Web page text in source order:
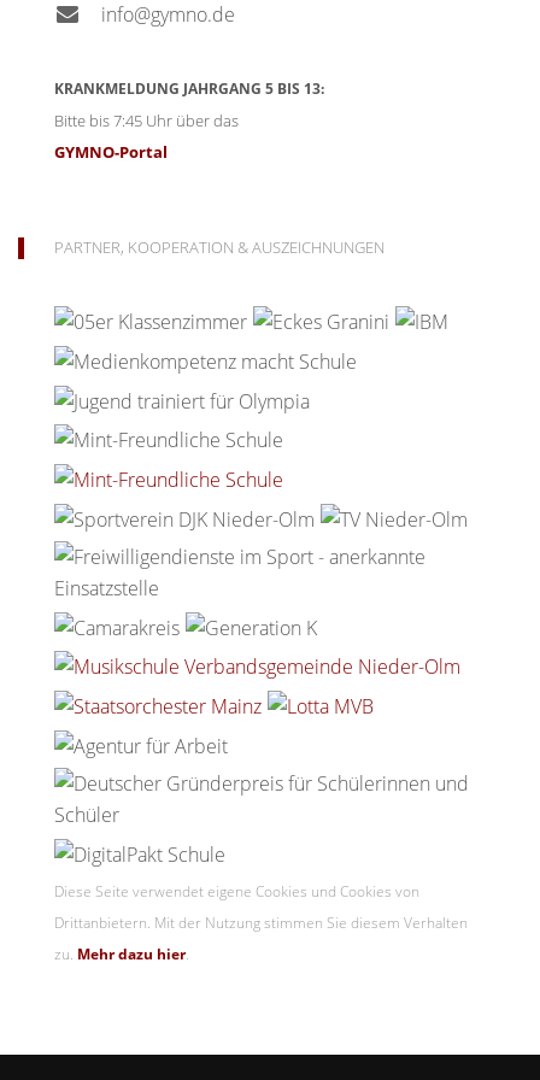
info@gymno.de
KRANKMELDUNG JAHRGANG 5 BIS 13:
Bitte bis 7:45 Uhr über das
GYMNO-Portal
PARTNER, KOOPERATION & AUSZEICHNUNGEN
Diese Seite verwendet eigene Cookies und Cookies von
Drittanbietern. Mit der Nutzung stimmen Sie diesem Verhalten
zu. Mehr dazu hier.